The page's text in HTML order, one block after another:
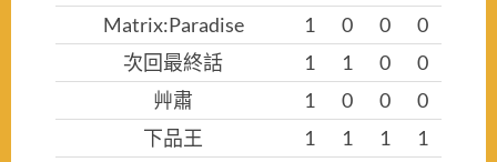
Matrix:Paradise
1 0 0
0
次回最終話
1 1 0
0
艸肅
1 0 0
0
下品王
1 1 1
1